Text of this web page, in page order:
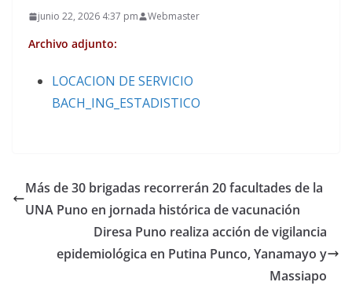
junio 22, 2026 4:37 pm Webmaster
Archivo adjunto:
LOCACION DE SERVICIO
BACH_ING_ESTADISTICO
Más de 30 brigadas recorrerán 20 facultades de la
UNA Puno en jornada histórica de vacunación
Diresa Puno realiza acción de vigilancia
epidemiológica en Putina Punco, Yanamayo y
Massiapo